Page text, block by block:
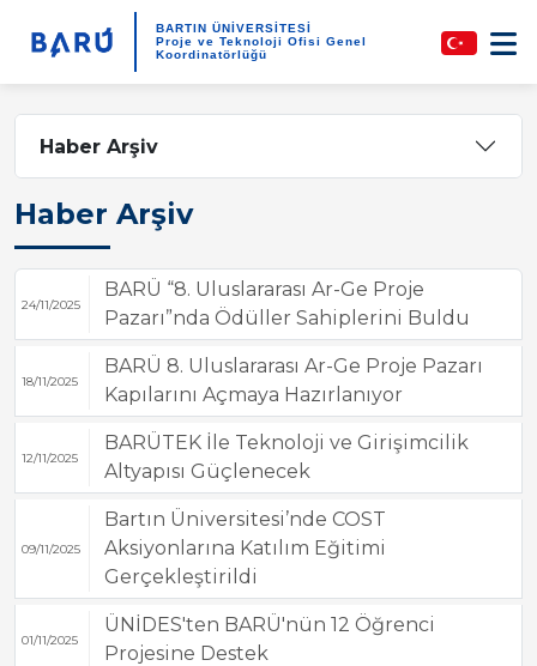
BARTIN ÜNİVERSİTESİ
Proje ve Teknoloji Ofisi Genel
Koordinatörlüğü
Haber Arşiv
Haber Arşiv
24/11/2025
BARÜ “8. Uluslararası Ar-Ge Proje
Pazarı”nda Ödüller Sahiplerini Buldu
18/11/2025
BARÜ 8. Uluslararası Ar-Ge Proje Pazarı
Kapılarını Açmaya Hazırlanıyor
12/11/2025
BARÜTEK İle Teknoloji ve Girişimcilik
Altyapısı Güçlenecek
09/11/2025
Bartın Üniversitesi’nde COST
Aksiyonlarına Katılım Eğitimi
Gerçekleştirildi
01/11/2025
ÜNİDES'ten BARÜ'nün 12 Öğrenci
Projesine Destek